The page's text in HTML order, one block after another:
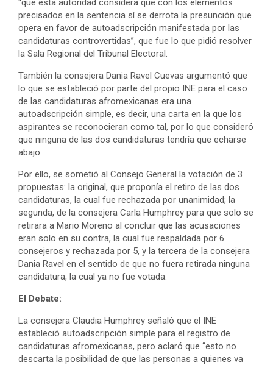
“que esta autoridad considera que con los elementos
precisados en la sentencia sí se derrota la presunción que
opera en favor de autoadscripción manifestada por las
candidaturas controvertidas”, que fue lo que pidió resolver
la Sala Regional del Tribunal Electoral.
También la consejera Dania Ravel Cuevas argumentó que
lo que se estableció por parte del propio INE para el caso
de las candidaturas afromexicanas era una
autoadscripción simple, es decir, una carta en la que los
aspirantes se reconocieran como tal, por lo que consideró
que ninguna de las dos candidaturas tendría que echarse
abajo.
Por ello, se sometió al Consejo General la votación de 3
propuestas: la original, que proponía el retiro de las dos
candidaturas, la cual fue rechazada por unanimidad; la
segunda, de la consejera Carla Humphrey para que solo se
retirara a Mario Moreno al concluir que las acusaciones
eran solo en su contra, la cual fue respaldada por 6
consejeros y rechazada por 5, y la tercera de la consejera
Dania Ravel en el sentido de que no fuera retirada ninguna
candidatura, la cual ya no fue votada.
El Debate:
La consejera Claudia Humphrey señaló que el INE
estableció autoadscripción simple para el registro de
candidaturas afromexicanas, pero aclaró que “esto no
descarta la posibilidad de que las personas a quienes va